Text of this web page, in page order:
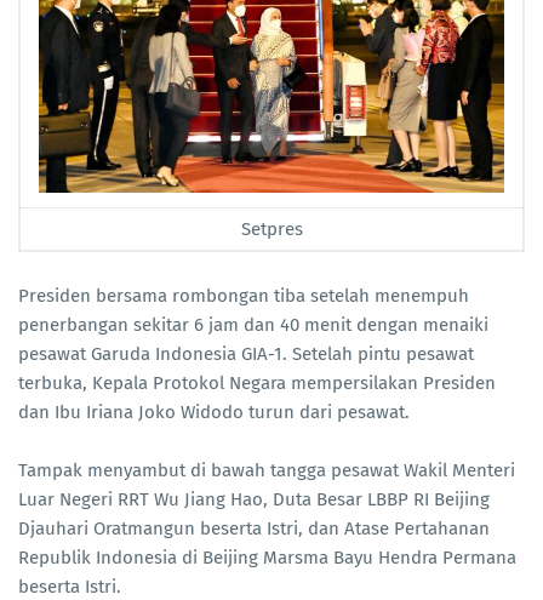
Setpres
Presiden bersama rombongan tiba setelah menempuh
penerbangan sekitar 6 jam dan 40 menit dengan menaiki
pesawat Garuda Indonesia GIA-1. Setelah pintu pesawat
terbuka, Kepala Protokol Negara mempersilakan Presiden
dan Ibu Iriana Joko Widodo turun dari pesawat.
Tampak menyambut di bawah tangga pesawat Wakil Menteri
Luar Negeri RRT Wu Jiang Hao, Duta Besar LBBP RI Beijing
Djauhari Oratmangun beserta Istri, dan Atase Pertahanan
Republik Indonesia di Beijing Marsma Bayu Hendra Permana
beserta Istri.